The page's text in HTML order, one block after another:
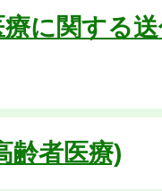
に関する
齢者医療)